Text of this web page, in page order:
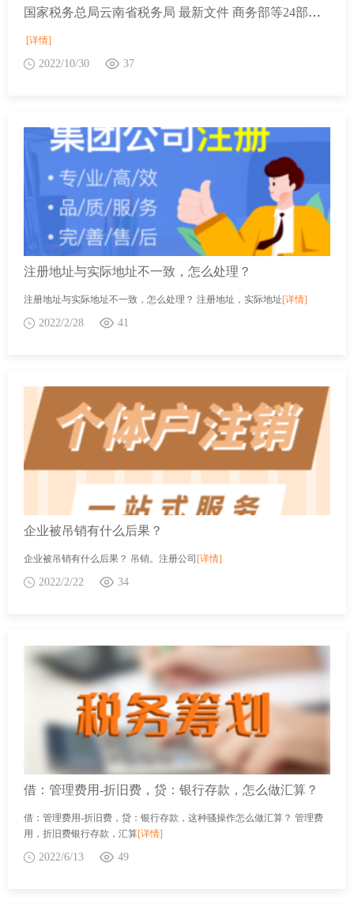
国家税务总局云南省税务局 最新文件 商务部等24部门关于印发《“十四五”服务贸易发展规划》的通知
[详情]
2022/10/30 37
注册地址与实际地址不一致，怎么处理？
注册地址与实际地址不一致，怎么处理？ 注册地址，实际地址[详情]
2022/2/28 41
企业被吊销有什么后果？
企业被吊销有什么后果？ 吊销。注册公司 [详情]
2022/2/22 34
借：管理费用-折旧费，贷：银行存款，怎么做汇算？
借：管理费用-折旧费，贷：银行存款，这种骚操作怎么做汇算？ 管理费
用，折旧费银行存款，汇算[详情]
2022/6/13 49